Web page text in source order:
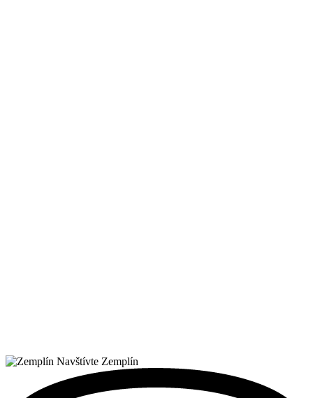
Navštívte Zemplín